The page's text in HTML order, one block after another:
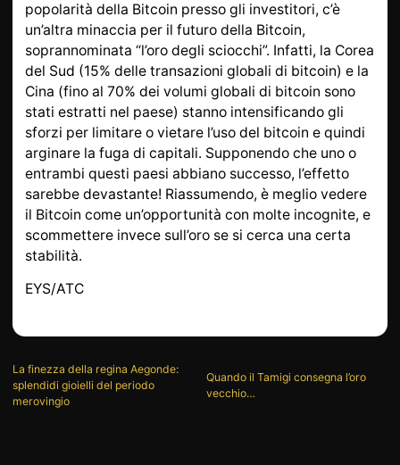
popolarità della Bitcoin presso gli investitori, c’è
un’altra minaccia per il futuro della Bitcoin,
soprannominata “l’oro degli sciocchi”. Infatti, la Corea
del Sud (15% delle transazioni globali di bitcoin) e la
Cina (fino al 70% dei volumi globali di bitcoin sono
stati estratti nel paese) stanno intensificando gli
sforzi per limitare o vietare l’uso del bitcoin e quindi
arginare la fuga di capitali. Supponendo che uno o
entrambi questi paesi abbiano successo, l’effetto
sarebbe devastante! Riassumendo, è meglio vedere
il Bitcoin come un’opportunità con molte incognite, e
scommettere invece sull’oro se si cerca una certa
stabilità.
EYS/ATC
La finezza della regina Aegonde:
splendidi gioielli del periodo
merovingio
Quando il Tamigi consegna l’oro
vecchio…